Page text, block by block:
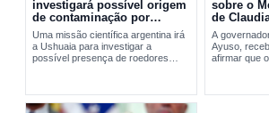
investigará possível origem
de contaminação por
hantavírus em Ushuaia
Uma missão científica argentina irá
a Ushuaia para investigar a
possível presença de roedores
sobre o
de
A
Ayuso,
afirmar que